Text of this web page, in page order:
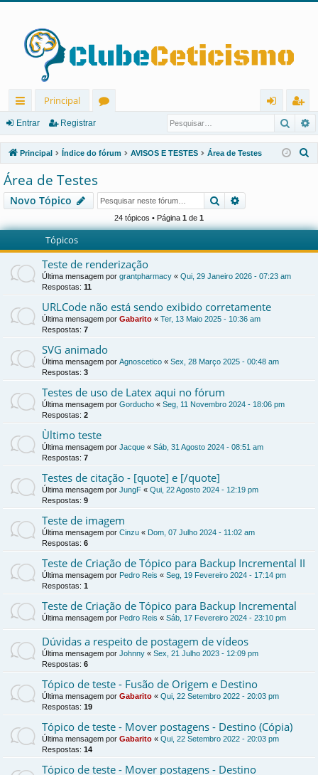
in
ks
rá
pi
d
os
Principal
u
ns
ra
r
eg
ist
ra
Entrar Registrar
Principal Índice do fórum AVISOS E TESTES Área de Testes
i
Área de Testes
Novo Tópico Pesquisar
24 tópicos • Página 1 de 1
Tópicos
Teste de renderização
Última mensagem por grantpharmacy « Qui, 29 Janeiro 2026 - 07:23 am
Respostas: 11
URLCode não está sendo exibido corretamente
Última mensagem por Gabarito « Ter, 13 Maio 2025 - 10:36 am
Respostas: 7
SVG animado
Última mensagem por Agnoscetico « Sex, 28 Março 2025 - 00:48 am
Respostas: 3
Testes de uso de Latex aqui no fórum
Última mensagem por Gorducho « Seg, 11 Novembro 2024 - 18:06 pm
Respostas: 2
Ùltimo teste
Última mensagem por Jacque « Sáb, 31 Agosto 2024 - 08:51 am
Respostas: 7
Testes de citação - [quote] e [/quote]
Última mensagem por JungF « Qui, 22 Agosto 2024 - 12:19 pm
Respostas: 9
Teste de imagem
Última mensagem por Cinzu « Dom, 07 Julho 2024 - 11:02 am
Respostas: 6
Teste de Criação de Tópico para Backup Incremental II
Última mensagem por Pedro Reis « Seg, 19 Fevereiro 2024 - 17:14 pm
Respostas: 1
Teste de Criação de Tópico para Backup Incremental
Última mensagem por Pedro Reis « Sáb, 17 Fevereiro 2024 - 23:10 pm
Dúvidas a respeito de postagem de vídeos
Última mensagem por Johnny « Sex, 21 Julho 2023 - 12:09 pm
Respostas: 6
Tópico de teste - Fusão de Origem e Destino
Última mensagem por Gabarito « Qui, 22 Setembro 2022 - 20:03 pm
Respostas: 19
Tópico de teste - Mover postagens - Destino (Cópia)
Última mensagem por Gabarito « Qui, 22 Setembro 2022 - 20:03 pm
Respostas: 14
Tópico de teste - Mover postagens - Destino